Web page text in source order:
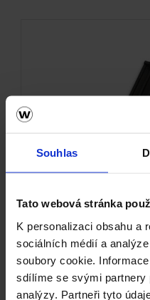
Souhlas
Tato webová stránka
K personalizaci obsahu a
sociálních médií a
soubory cookie.
sdílíme se svými partnery
analýzy. Partneři tyto
Next